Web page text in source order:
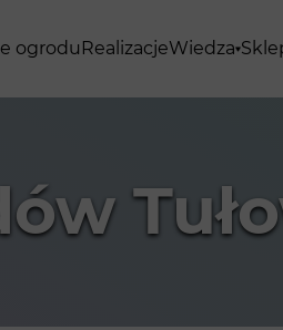
ogrodu RealizacjeWiedza